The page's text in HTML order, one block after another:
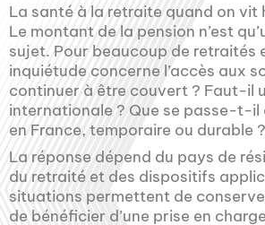
La santé à la retraite quand on vit
Le montant de la pension n’est
sujet. Pour beaucoup de retraités
inquiétude concerne l’accès aux
continuer à être couvert ? Faut-il
internationale ? Que se passe-t-il
en France, temporaire ou durable ?
La réponse dépend du pays de
du retraité et des dispositifs
situations permettent de
de bénéficier d’une prise en